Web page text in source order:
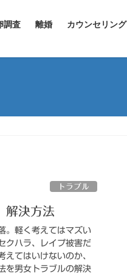
調査 離婚 カウンセリング
トラブル
解決方法
。軽く考えてはマズい
クハラ、レイプ被害だ
てはいけないのか、
を男女トラブルの解決